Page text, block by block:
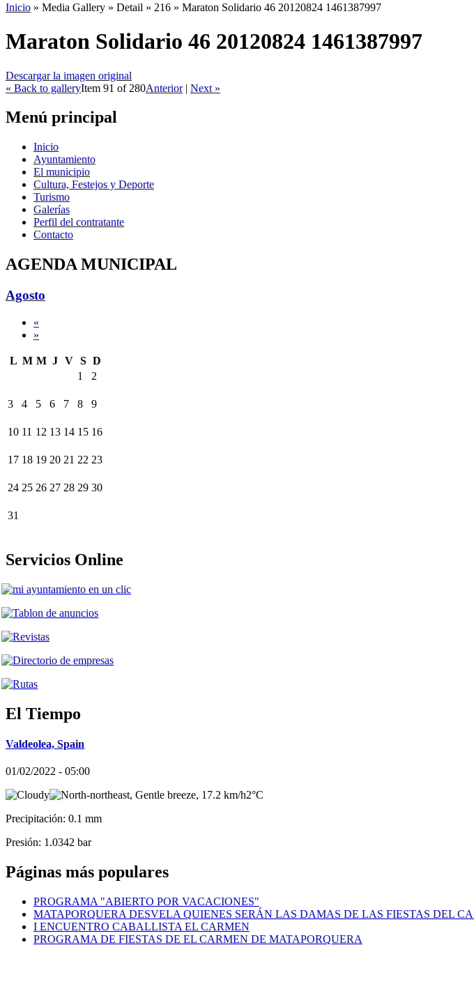
Inicio » Media Gallery » Detail » 216 » Maraton Solidario 46 20120824 1461387997
Maraton Solidario 46 20120824 1461387997
Descargar la imagen original
« Back to galleryItem 91 of 280Anterior| Next »
Menú principal
Inicio
Ayuntamiento
El municipio
Cultura, Festejos y Deporte
Turismo
Galerías
Perfil del contratante
Contacto
AGENDA MUNICIPAL
Agosto
«
»
L M M J V S D
1
2
3 4 5 6 7 8 9
10 11 12 13 14 15 16
17 18 19 20 21 22 23
24 25 26 27 28 29 30
31
Servicios Online
El Tiempo
Valdeolea, Spain
01/02/2022 - 05:00
2°C
Precipitación: 0.1 mm
Presión: 1.0342 bar
Páginas más populares
PROGRAMA "ABIERTO POR VACACIONES"
MATAPORQUERA DESVELA QUIENES SERÁN LAS DAMAS DE LAS FIESTAS DEL
I ENCUENTRO CABALLISTA EL CARMEN
PROGRAMA DE FIESTAS DE EL CARMEN DE MATAPORQUERA